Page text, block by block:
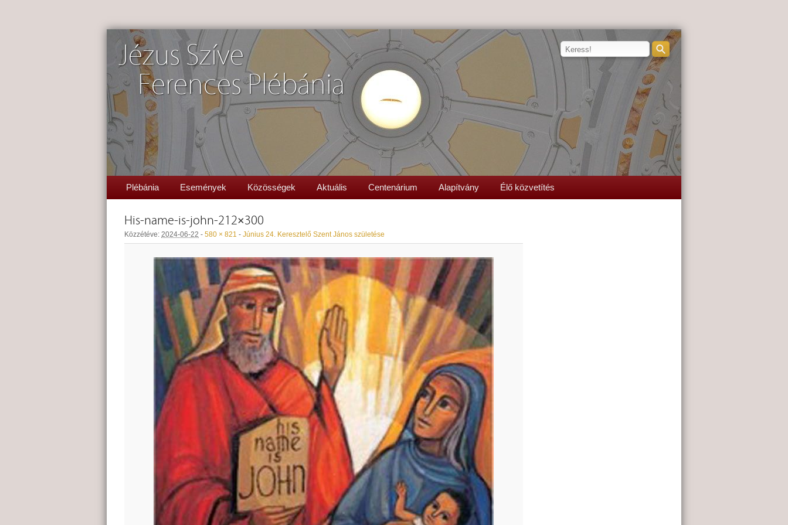
Jézus Szíve
Ferences Plébánia
Plébánia Események Közösségek Aktuális Centenárium Alapítvány Élő közvetítés
His-name-is-john-212×300
Közzétéve: 2024-06-22 - 580 × 821 - Június 24. Keresztelő Szent János születése